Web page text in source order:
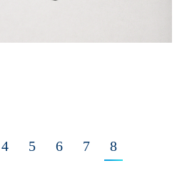
4 5 6 7 8